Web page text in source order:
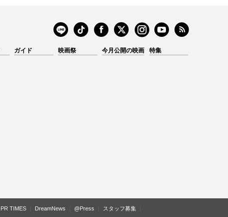
ガイド 映画祭 今月公開の映画 特集
PR TIMES DreamNews @Press スタッフ募集